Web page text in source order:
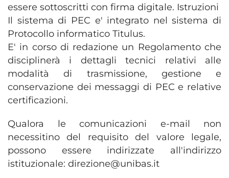
essere sottoscritti con firma digitale. Istruzioni
Il sistema di PEC e' integrato nel sistema di
Protocollo informatico Titulus.
E' in corso di redazione un Regolamento che
disciplinerà i dettagli tecnici relativi alle
modalità di trasmissione, gestione e
conservazione dei messaggi di PEC e relative
certificazioni.
Qualora le comunicazioni e-mail non
necessitino del requisito del valore legale,
possono essere indirizzate all'indirizzo
istituzionale: direzione@unibas.it